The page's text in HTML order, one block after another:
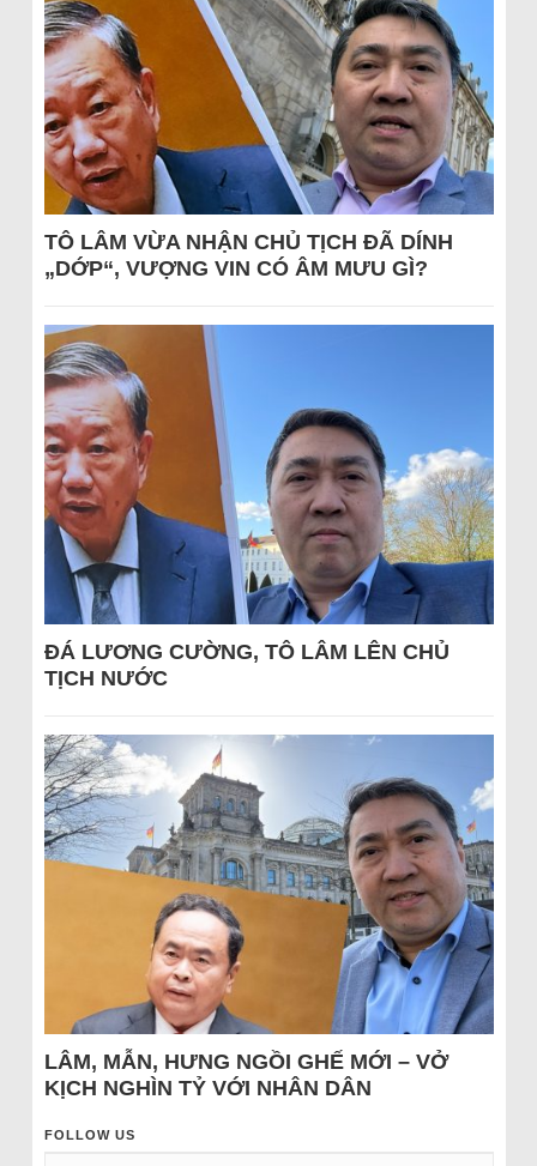
TÔ LÂM VỪA NHẬN CHỦ TỊCH ĐÃ DÍNH
„DỚP“, VƯỢNG VIN CÓ ÂM MƯU GÌ?
ĐÁ LƯƠNG CƯỜNG, TÔ LÂM LÊN CHỦ
TỊCH NƯỚC
LÂM, MẪN, HƯNG NGỒI GHẾ MỚI – VỞ
KỊCH NGHÌN TỶ VỚI NHÂN DÂN
FOLLOW US